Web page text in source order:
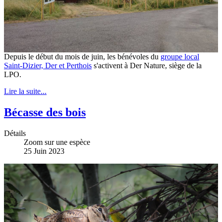
Depuis le début du mois de juin, les bénévoles du groupe local
Saint-Dizier, Der et Perthois s'activent à Der Nature, siège de la
LPO.
Lire la suite...
Bécasse des bois
Détails
Zoom sur une espèce
25 Juin 2023